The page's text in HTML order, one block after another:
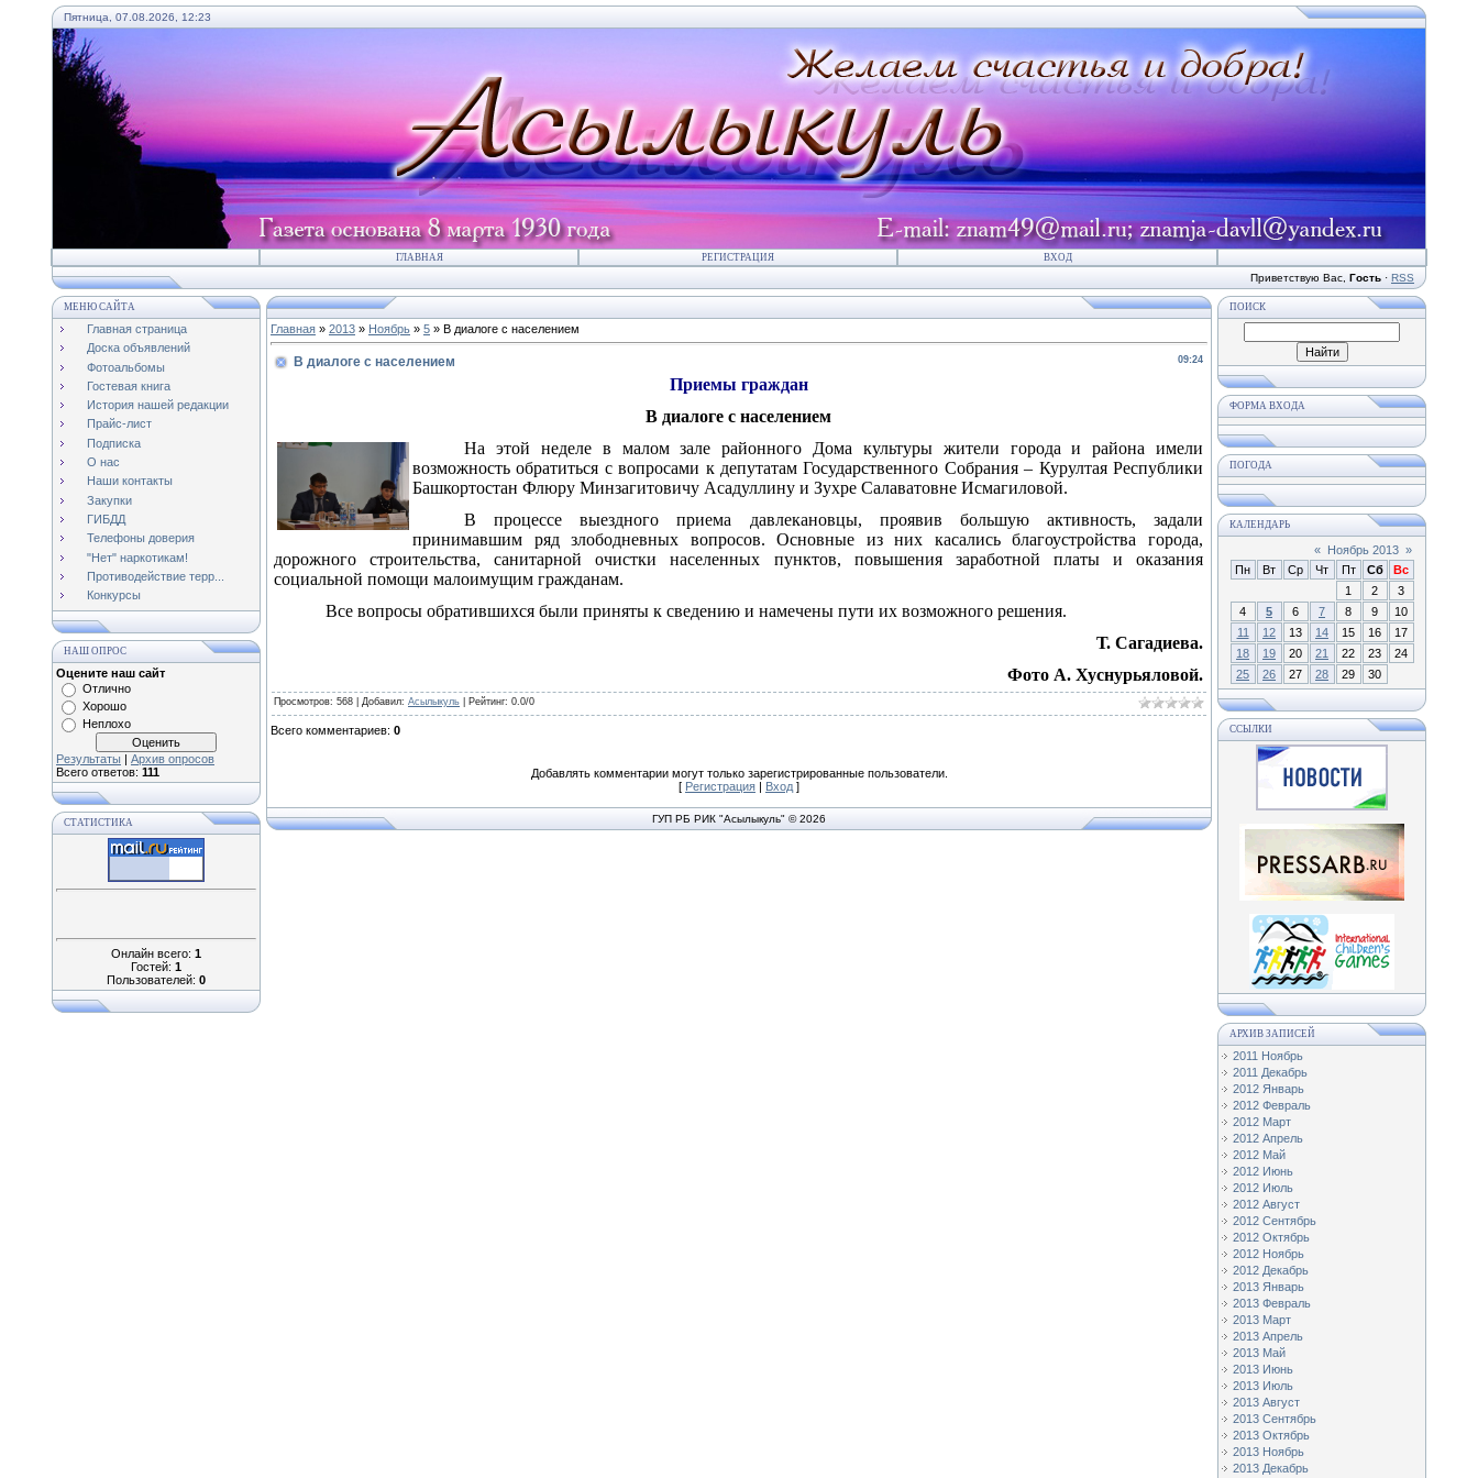
Пятница, 07.08.2026, 12:23
ГЛАВНАЯ РЕГИСТРАЦИЯ ВХОД
Приветствую Вас Гость · RSS
МЕНЮ САЙТА
Главная страница
Доска объявлений
Фотоальбомы
Гостевая книга
История нашей редакции
Прайс-лист
Подписка
О нас
Наши контакты
Закупки
ГИБДД
Телефоны доверия
"Нет" наркотикам!
Противодействие терр...
Конкурсы
НАШ ОПРОС
Оцените наш сайт
Отлично
Хорошо
Неплохо
Результаты | Архив опросов
Всего ответов: 111
СТАТИСТИКА
Онлайн всего: 1
Гостей: 1
Пользователей: 0
Главная » 2013 » Ноябрь » 5 » В диалоге с населением
09:24
В диалоге с населением
Приемы граждан
В диалоге с населением
На этой неделе в малом зале районного Дома культуры жители города и района имели
возможность обратиться с вопросами к депутатам Государственного Собрания – Курултая Республики
Башкортостан Флюру Минзагитовичу Асадуллину и Зухре Салаватовне Исмагиловой.
В процессе выездного приема давлекановцы, проявив большую активность, задали
принимавшим ряд злободневных вопросов. Основные из них касались благоустройства города,
дорожного строительства, санитарной очистки населенных пунктов, повышения заработной платы и оказания
социальной помощи малоимущим гражданам.
Все вопросы обратившихся были приняты к сведению и намечены пути их возможного решения.
Т. Сагадиева.
Фото А. Хуснурьяловой.
Просмотров: 568 | Добавил: Асылыкуль Рейтинг: 0.0/0
Всего комментариев: 0
Добавлять комментарии могут только зарегистрированные пользователи.
[ Регистрация | Вход ]
ГУП РБ РИК "Асылыкуль" © 2026
ПОИСК
ФОРМА ВХОДА
ПОГОДА
КАЛЕНДАРЬ
« Ноябрь 2013 »
Пн
Вт Ср Чт Пт Сб
Вс
1
2
3
4
5 6 7 8 9
10
11
12 13 14 15 16
17
18
19 20 21 22 23
24
25
26 27 28 29 30
ССЫЛКИ
АРХИВ ЗАПИСЕЙ
2011 Ноябрь
2011 Декабрь
2012 Январь
2012 Февраль
2012 Март
2012 Апрель
2012 Май
2012 Июнь
2012 Июль
2012 Август
2012 Сентябрь
2012 Октябрь
2012 Ноябрь
2012 Декабрь
2013 Январь
2013 Февраль
2013 Март
2013 Апрель
2013 Май
2013 Июнь
2013 Июль
2013 Август
2013 Сентябрь
2013 Октябрь
2013 Ноябрь
2013 Декабрь